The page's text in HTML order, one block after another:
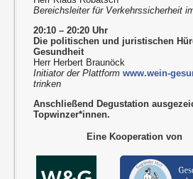
Bereichsleiter für Verkehrssicherheit
20:10 – 20:20 Uhr
Die politischen und juristischen
Gesundheit
Herr Herbert Braunöck
Initiator der Plattformwww.wein-
trinken
Anschließend Degustation
Topwinzer*innen.
Eine Kooperation von